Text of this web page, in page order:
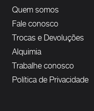
Quem somos
Fale conosco
Trocas e Devoluções
Alquimia
Trabalhe conosco
Política de Privacidade